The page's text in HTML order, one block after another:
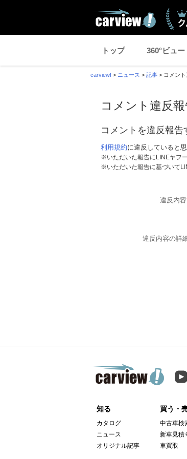
トップ 360°ビュー
carview! > ニュース > 記事 > コメン
コメント違反報
コメントを違反報告
利用規約に違反していると
※いただいた報告にLINEヤフ
※いただいた報告に基づいて
違反内容
違反内容の詳
知る
カタログ
ニュース
オリジナル記事
買う・
中古車検
新車見積
車買取